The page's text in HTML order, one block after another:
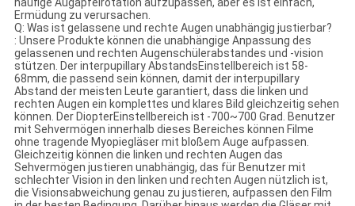
häufige Augapfelrotation aufzupassen, aber es ist einfach,
Ermüdung zu verursachen.
Q: Was ist gelassene und rechte Augen unabhängig justierbar?
: Unsere Produkte können die unabhängige Anpassung des
gelassenen und rechten Augenschülerabstandes und -vision
stützen. Der interpupillary AbstandsEinstellbereich ist 58-
68mm, die passend sein können, damit der interpupillary
Abstand der meisten Leute garantiert, dass die linken und
rechten Augen ein komplettes und klares Bild gleichzeitig sehen
können. Der DiopterEinstellbereich ist -700~700 Grad. Benutzer
mit Sehvermögen innerhalb dieses Bereiches können Filme
ohne tragende Myopiegläser mit bloßem Auge aufpassen.
Gleichzeitig können die linken und rechten Augen das
Sehvermögen justieren unabhängig, das für Benutzer mit
schlechter Vision in den linken und rechten Augen nützlich ist,
die Visionsabweichung genau zu justieren, aufpassen den Film